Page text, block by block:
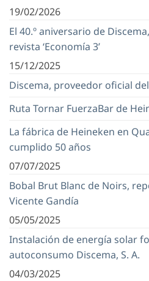
19/02/2026
El 40.º aniversario de
revista ‘Economía 3’
15/12/2025
Discema, proveedor oficial
Ruta Tornar FuerzaBar de
La fábrica de Heineken en
cumplido 50 años
07/07/2025
Bobal Brut Blanc de Noirs,
Vicente Gandía
05/05/2025
Instalación de energía solar
autoconsumo Discema, S. A.
04/03/2025